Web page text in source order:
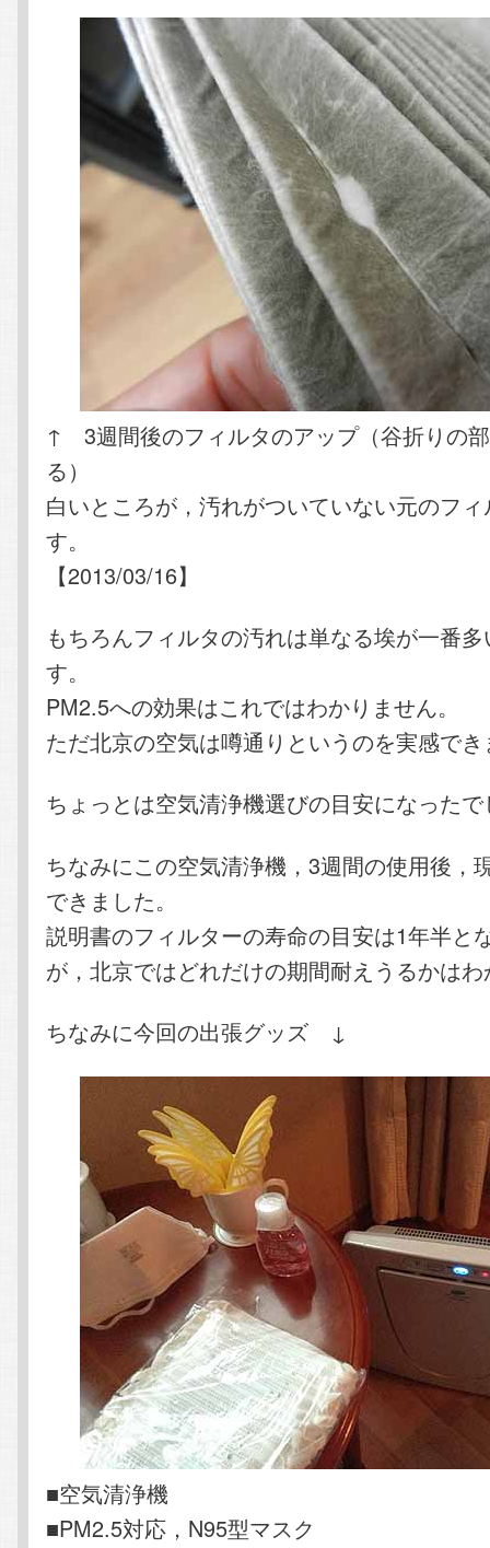
↑ 3週間後のフィルタのアップ（谷折りの
る）
白いところが，汚れがついていない元のフ
す。
【2013/03/16】
もちろんフィルタの汚れは単なる埃が一番
す。
PM2.5への効果はこれではわかりません。
ただ北京の空気は噂通りというのを実感で
ちょっとは空気清浄機選びの目安になった
ちなみにこの空気清浄機，3週間の使用後，
できました。
説明書のフィルターの寿命の目安は1年半と
が，北京ではどれだけの期間耐えうるかは
ちなみに今回の出張グッズ ↓
■空気清浄機
■PM2.5対応，N95型マスク